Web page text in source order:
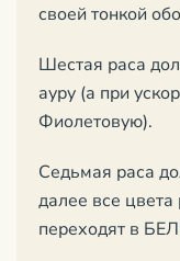
своей тонкой
Шестая раса
ауру (а при
Фиолетовую).
Седьмая раса
далее все
переходят в